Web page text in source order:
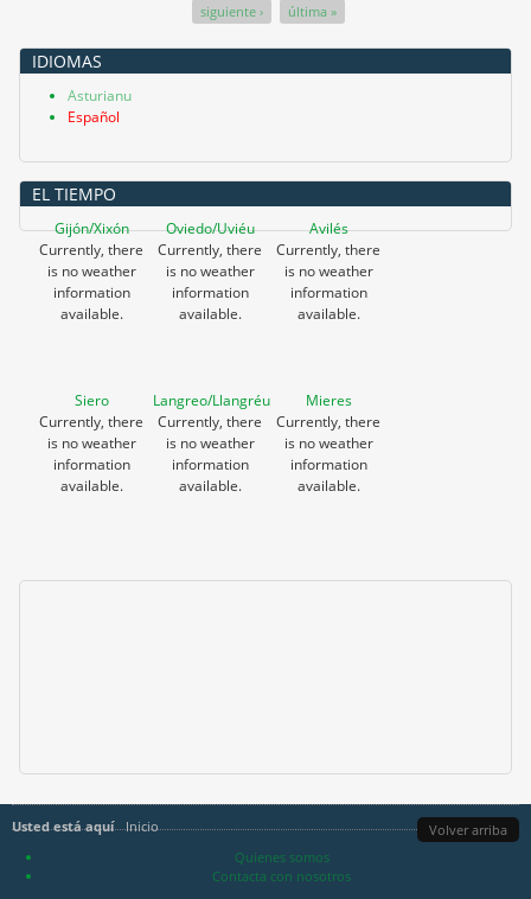
siguiente ›
última »
IDIOMAS
Asturianu
Español
EL TIEMPO
Gijón/Xixón
Currently, there
is no weather
information
available.
Oviedo/Uviéu
Currently, there
is no weather
information
available.
Avilés
Currently, there
is no weather
information
available.
Siero
Currently, there
is no weather
information
available.
Langreo/Llangréu
Currently, there
is no weather
information
available.
Mieres
Currently, there
is no weather
information
available.
Usted está aquí Inicio
Volver arriba
Quienes somos
Contacta con nosotros